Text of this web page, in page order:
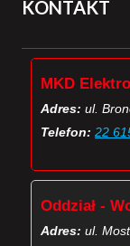
KONTAKT
MKD
Adres: ul.
Telefon: 22
Oddział -
Adres: ul.